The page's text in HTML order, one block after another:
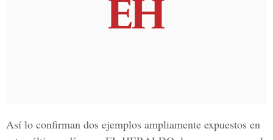
Así lo confirman dos ejemplos ampliamente expuestos en